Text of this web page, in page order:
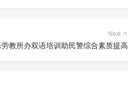
Next
教所办双语培训助民警综合素质提高
附条件不起诉+专门教育矫治